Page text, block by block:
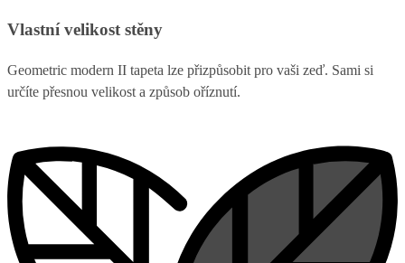
Vlastní velikost stěny
Geometric modern II tapeta lze přizpůsobit pro vaši zeď. Sami si
určíte přesnou velikost a způsob oříznutí.